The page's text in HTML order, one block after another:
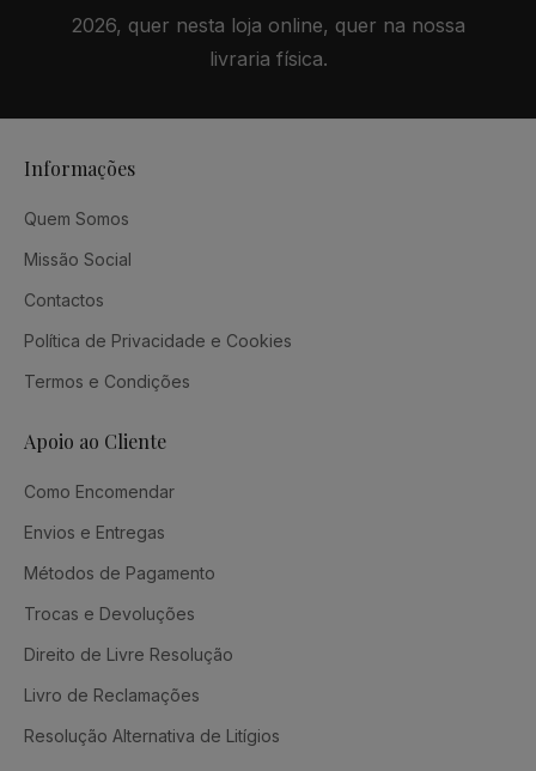
2026, quer nesta loja online, quer na nossa
livraria física.
Informações
Quem Somos
Missão Social
Contactos
Política de Privacidade e Cookies
Termos e Condições
Apoio ao Cliente
Como Encomendar
Envios e Entregas
Métodos de Pagamento
Trocas e Devoluções
Direito de Livre Resolução
Livro de Reclamações
Resolução Alternativa de Litígios